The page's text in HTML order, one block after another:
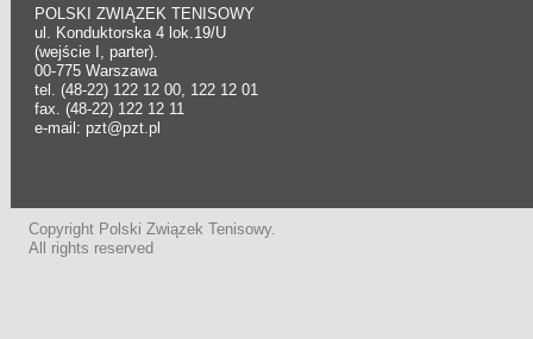
POLSKI ZWIĄZEK TENISOWY
ul. Konduktorska 4 lok.19/U
(wejście I, parter).
00-775 Warszawa
tel. (48-22) 122 12 00, 122 12 01
fax. (48-22) 122 12 11
e-mail: pzt@pzt.pl
Copyright Polski Związek Tenisowy.
All rights reserved